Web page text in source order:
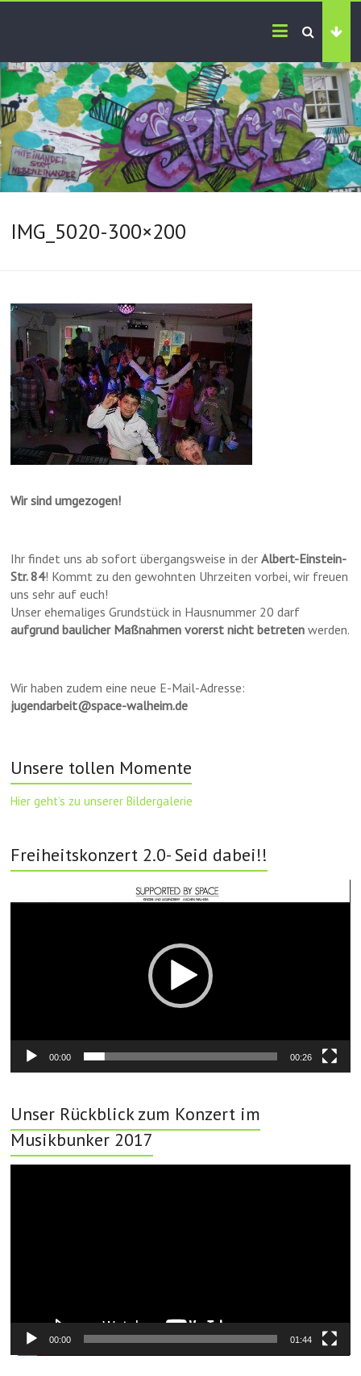
IMG_5020-300×200
Wir sind umgezogen!
Ihr findet uns ab sofort übergangsweise in derAlbert-Einstein-
Str. 84! Kommt zu den gewohnten Uhrzeiten vorbei, wir freuen
uns sehr auf euch!
Unser ehemaliges Grundstück in Hausnummer 20 darf
aufgrund baulicher Maßnahmen vorerst nicht betreten werden.
Wir haben zudem eine neue E-Mail-Adresse:
jugendarbeit@space-walheim.de
Unsere tollen Momente
Hier geht’s zu unserer Bildergalerie
Freiheitskonzert 2.0- Seid dabei!!
Player
00:00 00:26
Unser Rückblick zum Konzert im
Musikbunker 2017
00:00 01:44